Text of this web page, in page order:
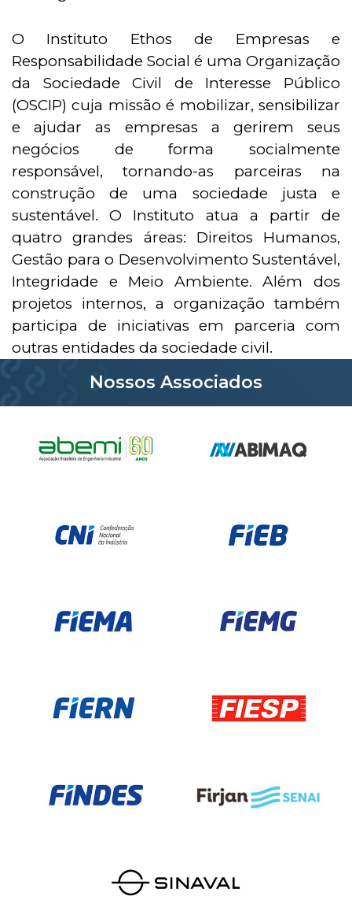
O Instituto Ethos de Empresas e
Responsabilidade Social é uma Organização
da Sociedade Civil de Interesse Público
(OSCIP) cuja missão é mobilizar, sensibilizar
e ajudar as empresas a gerirem seus
negócios de forma socialmente
responsável, tornando-as parceiras na
construção de uma sociedade justa e
sustentável. O Instituto atua a partir de
quatro grandes áreas: Direitos Humanos,
Gestão para o Desenvolvimento Sustentável,
Integridade e Meio Ambiente. Além dos
projetos internos, a organização também
participa de iniciativas em parceria com
outras entidades da sociedade civil.
Nossos Associados